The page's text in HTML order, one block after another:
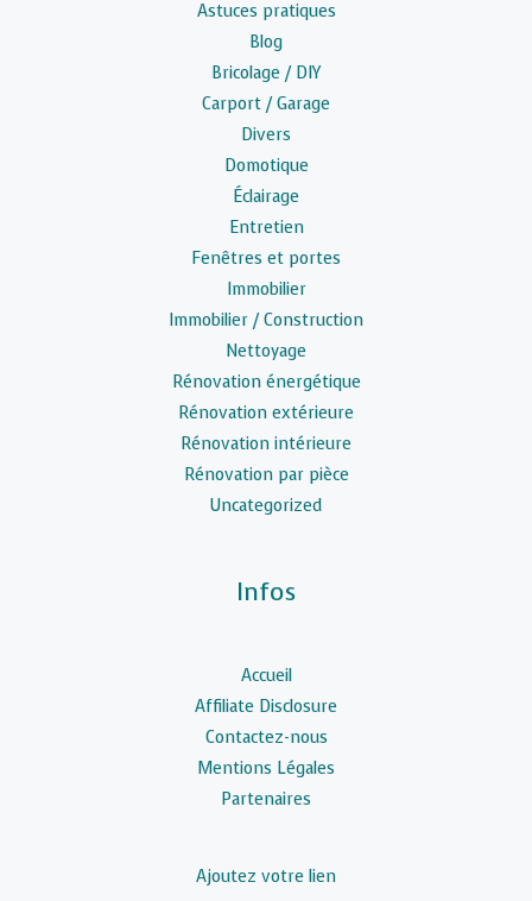
Astuces pratiques
Blog
Bricolage / DIY
Carport / Garage
Divers
Domotique
Éclairage
Entretien
Fenêtres et portes
Immobilier
Immobilier / Construction
Nettoyage
Rénovation énergétique
Rénovation extérieure
Rénovation intérieure
Rénovation par pièce
Uncategorized
Infos
Accueil
Affiliate Disclosure
Contactez-nous
Mentions Légales
Partenaires
Ajoutez votre lien